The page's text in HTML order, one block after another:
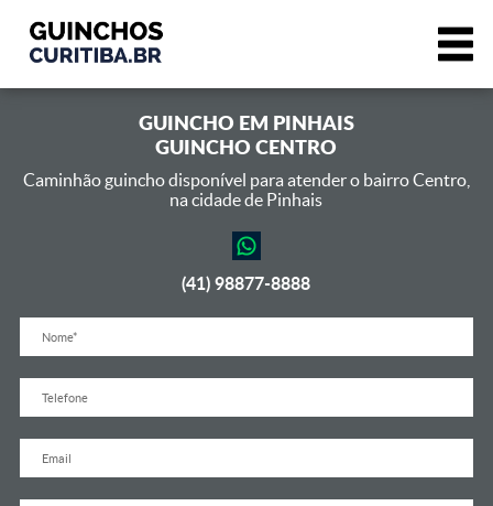
GUINCHO EM PINHAIS
GUINCHO CENTRO
Caminhão guincho disponível para atender o bairro Centro,
na cidade de Pinhais
(41) 98877-8888